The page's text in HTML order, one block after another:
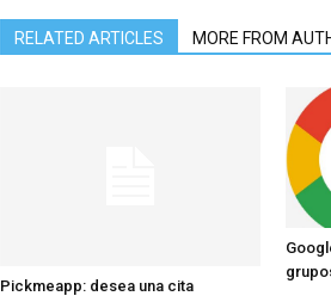
RELATED ARTICLES MORE FROM
Pickmeapp: desea una cita